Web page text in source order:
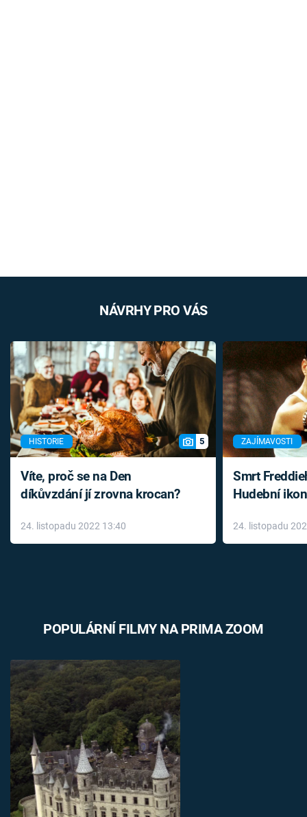
NÁVRHY PRO VÁS
HISTORIE 5
Víte, proč se na Den
díkůvzdání jí zrovna krocan?
24. listopadu 2022 13:40
ZAJÍMAVOSTI
Smrt
Hudební
léky
24. listopadu
POPULÁRNÍ FILMY NA PRIMA ZOOM